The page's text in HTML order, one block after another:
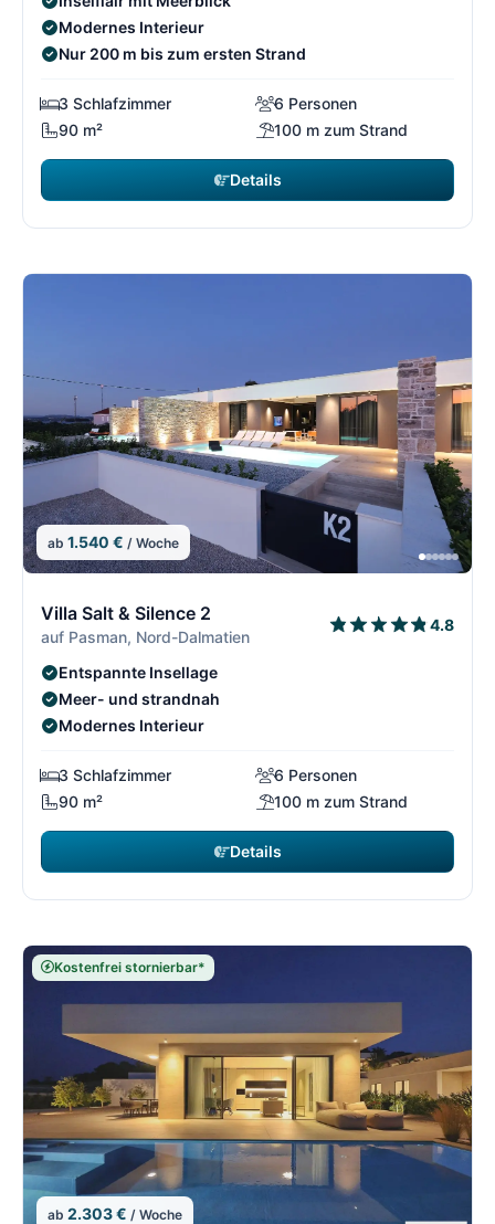
Modernes Interieur
Nur 200 m bis zum ersten Strand
3 Schlafzimmer
6 Personen
90 m²
100 m zum Strand
Details
ab 1.540 € / Woche
Villa Salt & Silence 2
auf Pasman, Nord-Dalmatien
4.8
Entspannte Insellage
Meer- und strandnah
Modernes Interieur
3 Schlafzimmer
6 Personen
90 m²
100 m zum Strand
Details
Kostenfrei stornierbar*
ab 2.303 € / Woche